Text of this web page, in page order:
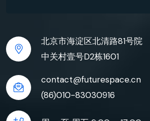
北京市海淀区北清路81号院
中关村壹号D2栋1601
contact@futurespace.cn
(86)010-83030916